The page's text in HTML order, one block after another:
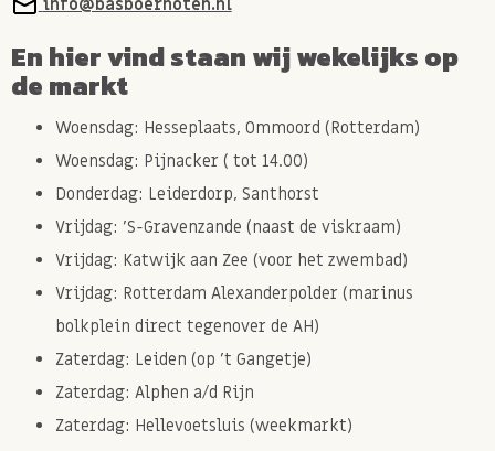
info@basboernoten.nl
En hier vind staan wij wekelijks op
de markt
Woensdag: Hesseplaats, Ommoord (Rotterdam)
Woensdag: Pijnacker ( tot 14.00)
Donderdag: Leiderdorp, Santhorst
Vrijdag: 'S-Gravenzande (naast de viskraam)
Vrijdag: Katwijk aan Zee (voor het zwembad)
Vrijdag: Rotterdam Alexanderpolder (marinus
bolkplein direct tegenover de AH)
Zaterdag: Leiden (op 't Gangetje)
Zaterdag: Alphen a/d Rijn
Zaterdag: Hellevoetsluis (weekmarkt)